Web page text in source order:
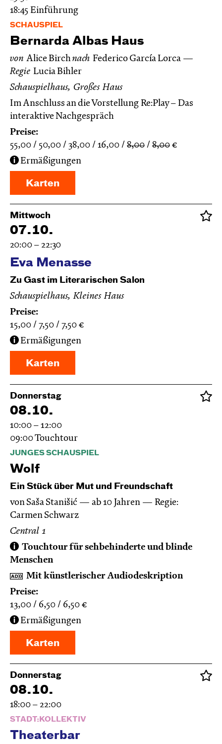
18:45 Einführung
SCHAUSPIEL
Bernarda Albas Haus
von Alice Birchnach Federico García Lorca
Regie Lucia Bihler
Schauspielhaus, Großes Haus
Im Anschluss an die Vorstellung Re:Play – Das
interaktive Nachgespräch
Preise:
55,00
50,00 38,00 16,00 8,00 8,00 €
Ermäßigungen
Karten
Mittwoch
07.10.
20:00 – 22:30
Eva Menasse
Zu Gast im Literarischen Salon
Schauspielhaus, Kleines Haus
Preise:
15,00
7,50 7,50 €
Ermäßigungen
Karten
Donnerstag
08.10.
10:00 – 12:00
09:00Touchtour
JUNGES SCHAUSPIEL
Wolf
Ein Stück über Mut und Freundschaft
von Saša Stanišić ab 10 Jahren
Regie:
Carmen Schwarz
Central 1
Touchtour für sehbehinderte und blinde
Menschen
Mit künstlerischer Audiodeskription
Preise:
13,00
6,50 6,50 €
Ermäßigungen
Karten
Donnerstag
08.10.
18:00 – 22:00
STADT:KOLLEKTIV
Theaterbar